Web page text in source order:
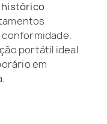
histórico
portátil ideal
em